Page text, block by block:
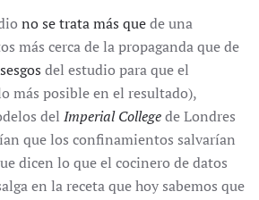
no se trata más quede una
más cerca de la propaganda que de
del estudio para que el
más posible en el resultado),
del Imperial Collegede Londres
que los confinamientos salvarían
dicen lo que el cocinero de datos
en la receta que hoy sabemos que